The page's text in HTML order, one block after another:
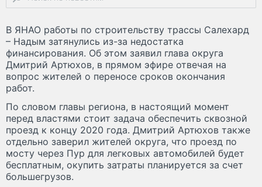
В ЯНАО работы по строительству трассы Салехард
– Надым затянулись из-за недостатка
финансирования. Об этом заявил глава округа
Дмитрий Артюхов, в прямом эфире отвечая на
вопрос жителей о переносе сроков окончания
работ.
По словом главы региона, в настоящий момент
перед властями стоит задача обеспечить сквозной
проезд к концу 2020 года. Дмитрий Артюхов также
отдельно заверил жителей округа, что проезд по
мосту через Пур для легковых автомобилей будет
бесплатным, окупить затраты планируется за счет
большегрузов.